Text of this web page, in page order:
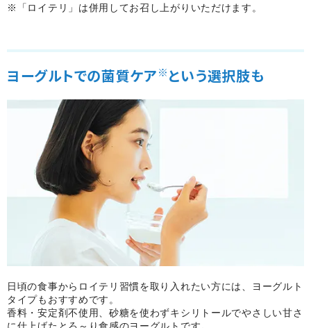
※「ロイテリ」は併用してお召し上がりいただけます。
ヨーグルトでの菌質ケア※という選択肢も
日頃の食事からロイテリ習慣を取り入れたい方には、ヨーグルト
タイプもおすすめです。
香料・安定剤不使用、砂糖を使わずキシリトールでやさしい甘さ